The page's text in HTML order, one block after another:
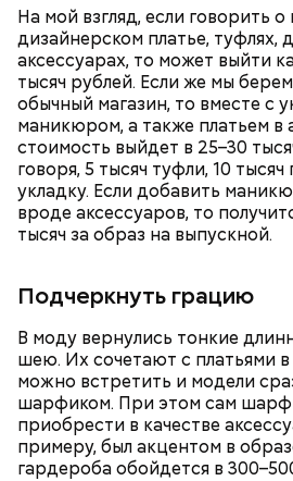
На мой взгляд, если говорить о
дизайнерском платье, туфлях,
аксессуарах, то может выйти
тысяч рублей. Если же мы
обычный магазин, то вместе с
маникюром, а также платьем в
стоимость выйдет в 25–30
говоря, 5 тысяч туфли, 10
укладку. Если добавить
вроде аксессуаров, то
тысяч за образ на выпускной.
Подчеркнуть грацию
В моду вернулись тонкие
шею. Их сочетают с платьями
можно встретить и модели
шарфиком. При этом сам
приобрести в качестве
примеру, был акцентом в
гардероба обойдется в
Что понадобится:
Помидоры черри — 5 шт.
Базилик зеленый — 1 веточка.
Оливковое масло — 15 мл.
Чеснок — 3 зубчика.
Сметана — 1 ст. ложка.
Соль и перец — по вкусу.
По словам шеф-повара, такая
источать приятный
тесто получится вкусным и
Окрашивание яиц занимает
подготовке к Пасхе и имеет
символический смысл. Как
ичто означаютразные цвета
материале «Вечерней Москвы».